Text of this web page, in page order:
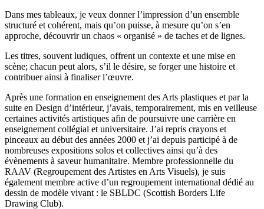
Dans mes tableaux, je veux donner l’impression d’un ensemble
structuré et cohérent, mais qu’on puisse, à mesure qu’on s’en
approche, découvrir un chaos « organisé » de taches et de lignes.
Les titres, souvent ludiques, offrent un contexte et une mise en
scène; chacun peut alors, s’il le désire, se forger une histoire et
contribuer ainsi à finaliser l’œuvre.
Après une formation en enseignement des Arts plastiques et par la
suite en Design d’intérieur, j’avais, temporairement, mis en veilleuse
certaines activités artistiques afin de poursuivre une carrière en
enseignement collégial et universitaire. J’ai repris crayons et
pinceaux au début des années 2000 et j’ai depuis participé à de
nombreuses expositions solos et collectives ainsi qu’à des
évènements à saveur humanitaire. Membre professionnelle du
RAAV (Regroupement des Artistes en Arts Visuels), je suis
également membre active d’un regroupement international dédié au
dessin de modèle vivant : le SBLDC (Scottish Borders Life
Drawing Club).